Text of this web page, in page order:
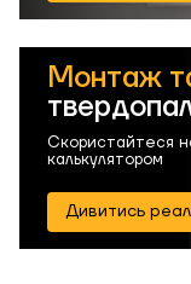
Монтаж
Скористайтеся
калькулятором
Дивитись